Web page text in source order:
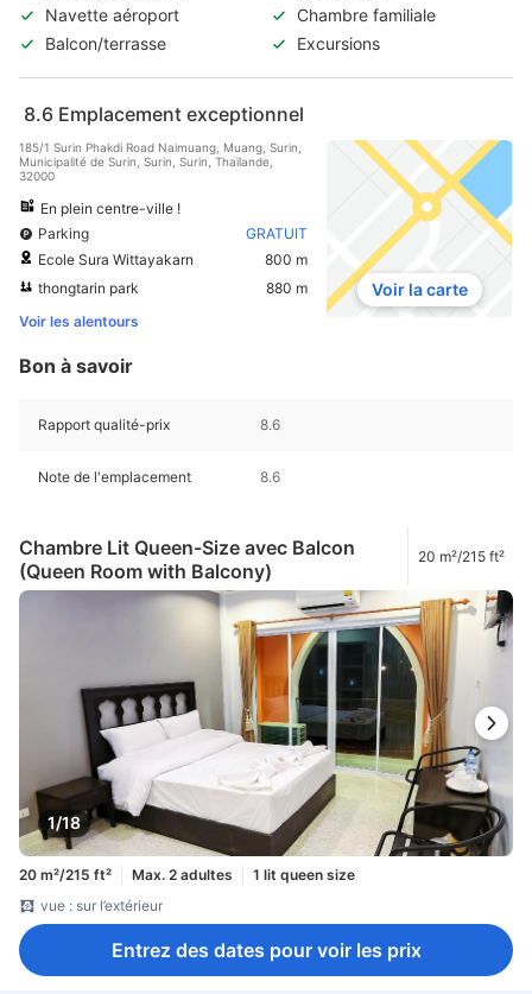
Navette aéroport
Chambre familiale
Balcon/terrasse
Excursions
8.6 Emplacement exceptionnel
185/1 Surin Phakdi Road Naimuang, Muang, Surin,
Municipalité de Surin, Surin, Surin, Thaïlande,
32000
En plein centre-ville !
Parking
GRATUIT
Ecole Sura Wittayakarn
800 m
thongtarin park
880 m
Voir les alentours
Voir la carte
Bon à savoir
Rapport qualité-prix 8.6
Note de l'emplacement 8.6
Chambre Lit Queen-Size avec Balcon
(Queen Room with Balcony)
20 m²/215 ft²
1/18
20 m²/215 ft² Max. 2 adultes
1 lit queen size
vue : sur l’extérieur
Entrez des dates pour voir les prix